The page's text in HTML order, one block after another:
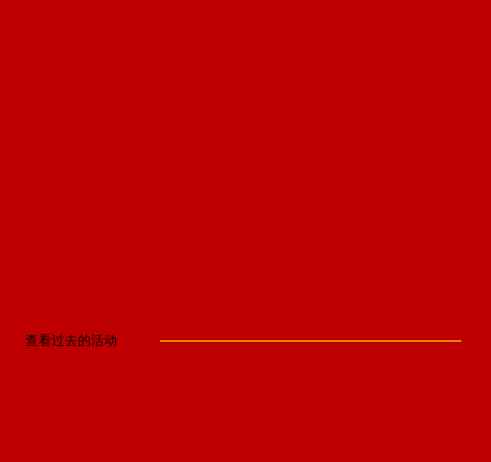
查看过去的活动